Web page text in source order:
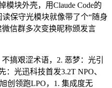
块外壳，用Claude Code的
保守光模块就像带了个“随身
信群​多次变换昵称颁发言
艰涩术语，2. 恶梦：光引
：光迅科技首发3.2T NPO、
创领跑LPO，1. 集成度无